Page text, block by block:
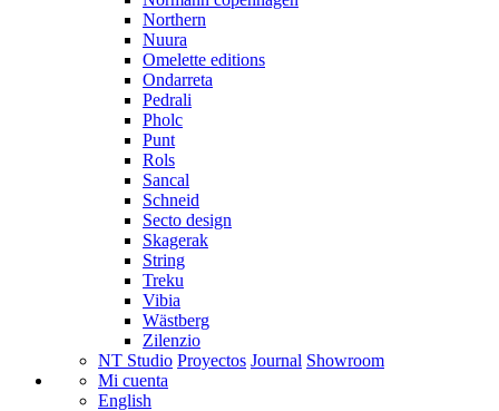
Northern
Nuura
Omelette editions
Ondarreta
Pedrali
Pholc
Punt
Rols
Sancal
Schneid
Secto design
Skagerak
String
Treku
Vibia
Wästberg
Zilenzio
NT Studio Proyectos Journal Showroom
Mi cuenta
English